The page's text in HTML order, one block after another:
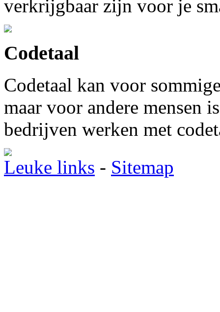
verkrijgbaar zijn voor je
Codetaal
Codetaal kan voor
maar voor andere mensen
bedrijven werken met
Leuke links - Sitemap